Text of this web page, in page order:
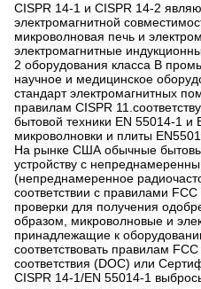
CISPR 14-1 и CISPR 14-2
электромагнитной
микроволновая печь и
электромагнитные
2 оборудования класса B
научное и медицинское
стандарт электромагнитных
правилам CISPR
бытовой техники EN 55014-1 и
микроволновки и плиты
На рынке США обычные
устройству с
(непреднамеренное
соответствии с правилами
проверки для получения
образом, микроволновые и
принадлежащие к
соответствовать правилам
соответствия (DOC) или
CISPR 14-1/EN 55014-1